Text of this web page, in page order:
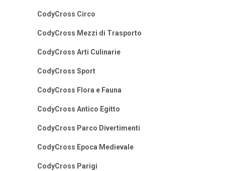
CodyCross Circo
CodyCross Mezzi di Trasporto
CodyCross Arti Culinarie
CodyCross Sport
CodyCross Flora e Fauna
CodyCross Antico Egitto
CodyCross Parco Divertimenti
CodyCross Epoca Medievale
CodyCross Parigi